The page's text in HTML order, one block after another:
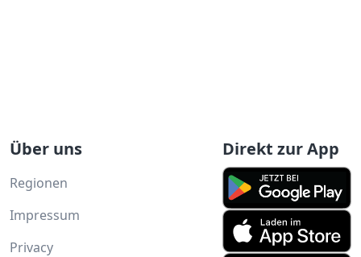
Über uns
Regionen
Impressum
Privacy
Direkt zur App